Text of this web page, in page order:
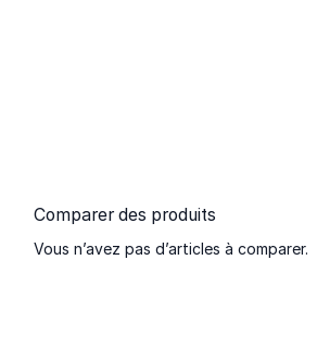
Comparer des produits
Vous n’avez pas d’articles à comparer.